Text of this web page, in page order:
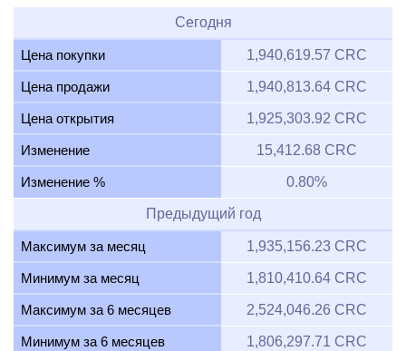
Сегодня
Цена покупки 1,940,619.57 CRC
Цена продажи 1,940,813.64 CRC
Цена открытия 1,925,303.92 CRC
Изменение 15,412.68 CRC
Изменение % 0.80%
Предыдущий год
Максимум за месяц 1,935,156.23 CRC
Минимум за месяц 1,810,410.64 CRC
Максимум за 6 месяцев 2,524,046.26 CRC
Минимум за 6 месяцев 1,806,297.71 CRC